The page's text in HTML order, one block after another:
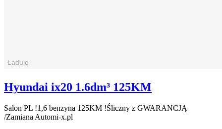
Hyundai ix20 1.6dm³ 125KM
Salon PL !1,6 benzyna 125KM !Śliczny z GWARANCJĄ
/Zamiana Automi-x.pl